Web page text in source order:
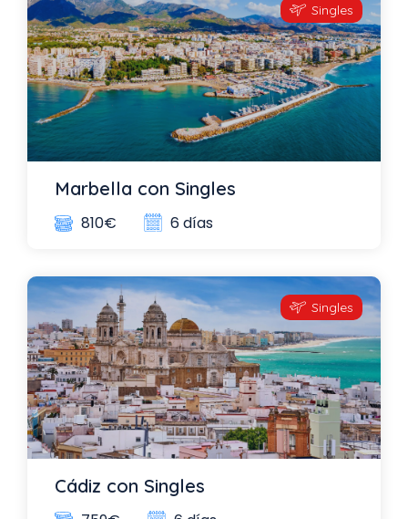
Singles
Marbella con Singles
810€ 6 días
Singles
Cádiz con Singles